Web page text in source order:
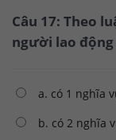
Câu 17: Theo
người lao
a. có 1 nghĩa
b. có 2 nghĩa